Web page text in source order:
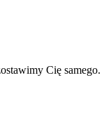
Cię samego.